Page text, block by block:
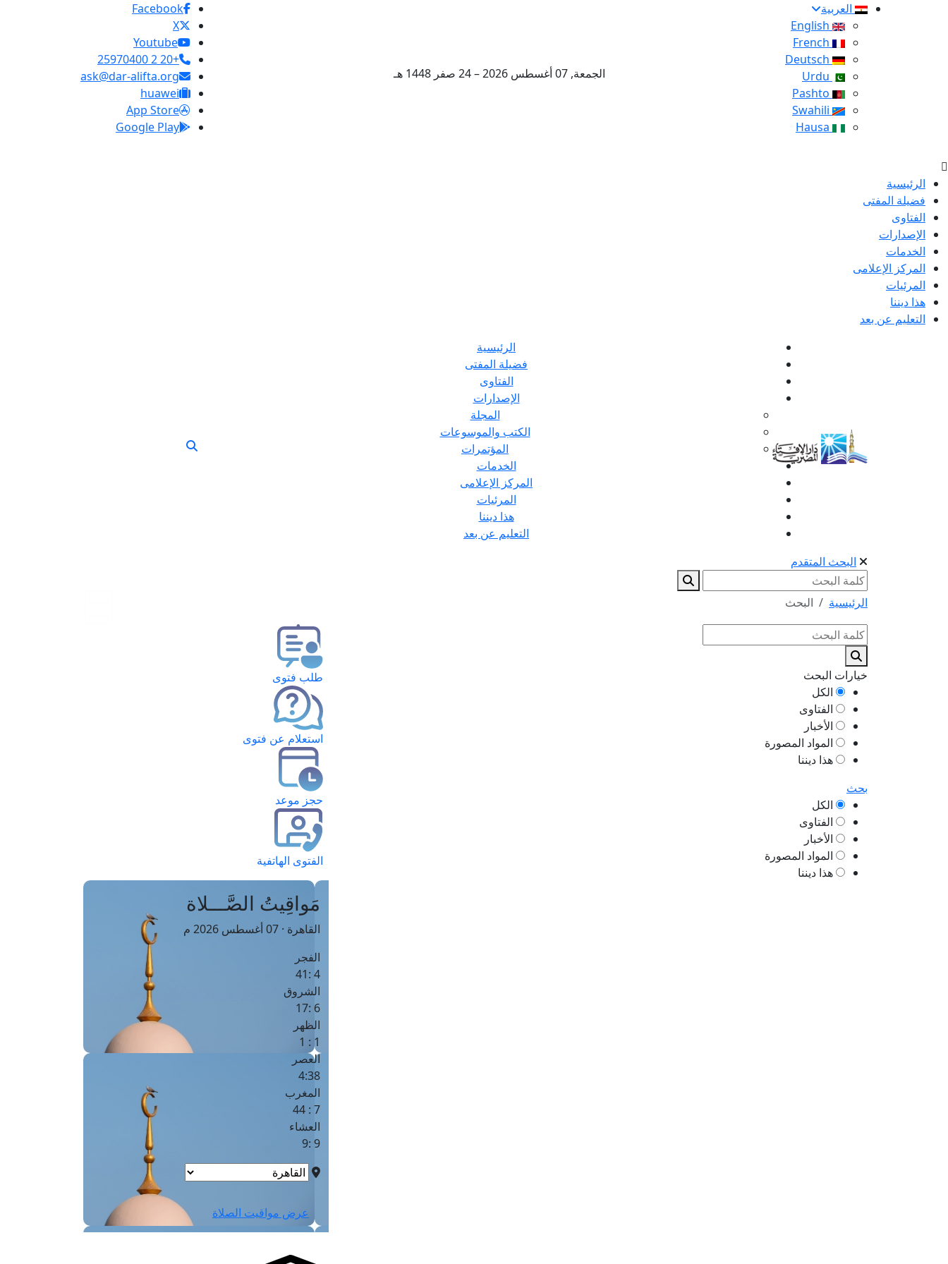
العربية
الجمعة, 07 أغسطس 2026 – 24 صفر 1448 هـ
Facebook
X
Youtube
+20 2 25970400
ask@dar-alifta.org
huawei
App Store
Google Play
الرئيسية
فضيلة المفتى
الفتاوى
الإصدارات
الخدمات
المركز الإعلامى
المرئيات
هذا ديننا
التعليم عن بعد
الرئيسية
فضيلة المفتى
الفتاوى
الإصدارات
المجلة
الكتب والموسوعات
المؤتمرات
الخدمات
المركز الإعلامى
المرئيات
هذا ديننا
التعليم عن بعد
البحث المتقدم
الرئيسية البحث
خيارات البحث
الكل
الفتاوى
الأخبار
المواد المصورة
هذا ديننا
بحث
الكل
الفتاوى
الأخبار
المواد المصورة
هذا ديننا
طلب فتوى
استعلام عن فتوى
حجز موعد
الفتوى الهاتفية
مَواقِيتُ الصَّـــلاة
القاهرة · 07 أغسطس 2026 م
الفجر
4 :41
الشروق
6 :17
الظهر
1 : 1
العصر
4:38
المغرب
7 : 44
العشاء
9 :9
عرض مواقيت الصلاة